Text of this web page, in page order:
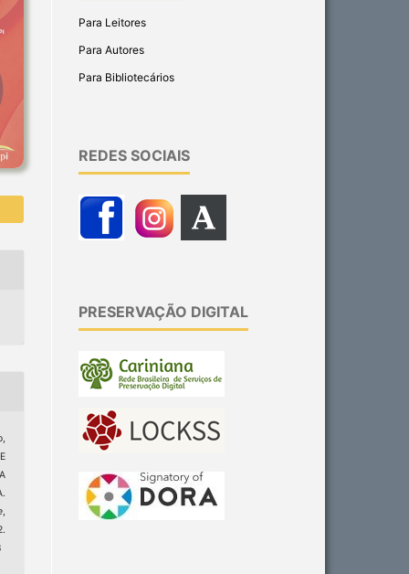
,
Para Leitores
Para Autores
Para Bibliotecários
REDES SOCIAIS
PRESERVAÇÃO DIGITAL